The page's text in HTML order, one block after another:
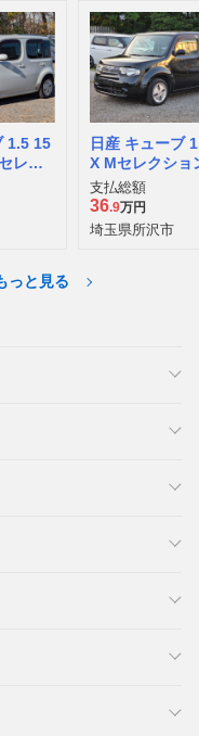
1.5 15
レク
日産 キューブ
X Mセレクショ
支払総額
36.9万円
埼玉県所沢市
っと見る